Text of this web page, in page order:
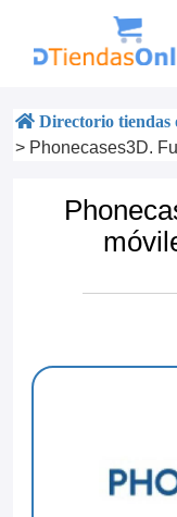
Directorio tiendas
> Phonecases3D.